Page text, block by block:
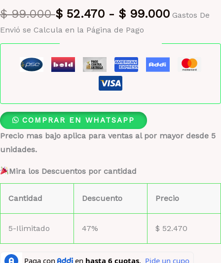
$99.000 $ 52.470 - $ 99.000 Gastos De
Envió se Calcula en la Página de Pago
COMPRAR EN WHATSAPP
Precio mas bajo aplica para ventas al por mayor desde 5
unidades.
Mira los Descuentos por cantidad
Cantidad Descuento Precio
5-Ilimitado 47% $ 52.470